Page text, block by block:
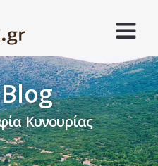
Κυνουρίας